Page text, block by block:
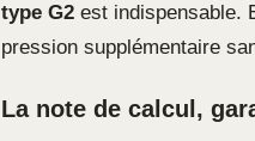
type G2 est indispensable.
pression supplémentaire
La note de calcul,